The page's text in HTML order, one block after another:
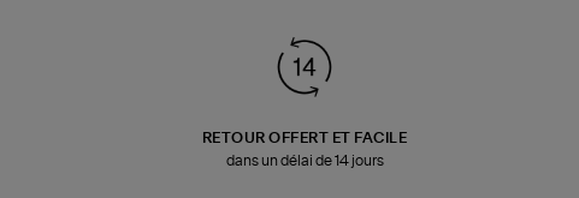
RETOUR OFFERT ET FACILE
dans un délai de 14 jours